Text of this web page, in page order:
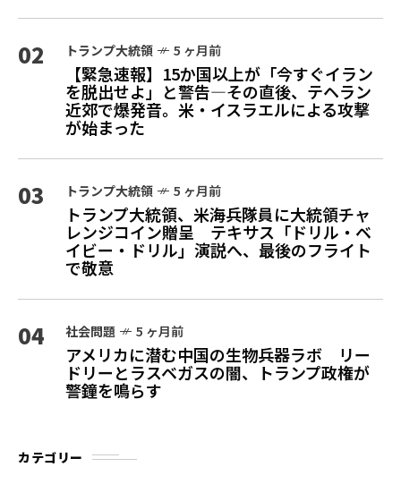
02 トランプ大統領 5 ヶ月前
【緊急速報】15か国以上が「今すぐイラン
を脱出せよ」と警告—その直後、テヘラン
近郊で爆発音。米・イスラエルによる攻撃
が始まった
03 トランプ大統領 5 ヶ月前
トランプ大統領、米海兵隊員に大統領チャ
レンジコイン贈呈 テキサス「ドリル・ベ
イビー・ドリル」演説へ、最後のフライト
で敬意
04 社会問題 5 ヶ月前
アメリカに潜む中国の生物兵器ラボ リー
ドリーとラスベガスの闇、トランプ政権が
警鐘を鳴らす
カテゴリー